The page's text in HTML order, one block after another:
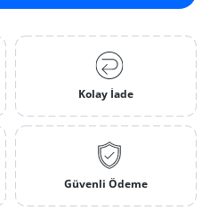
Kolay İade
Güvenli Ödeme